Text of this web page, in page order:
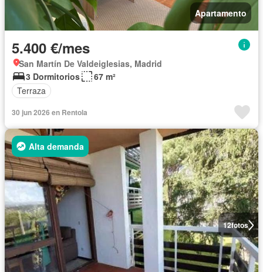
Apartamento
5.400 €/mes
San Martín De Valdeiglesias, Madrid
3 Dormitorios
67 m²
Terraza
30 jun 2026 en Rentola
12fotos
Alta demanda